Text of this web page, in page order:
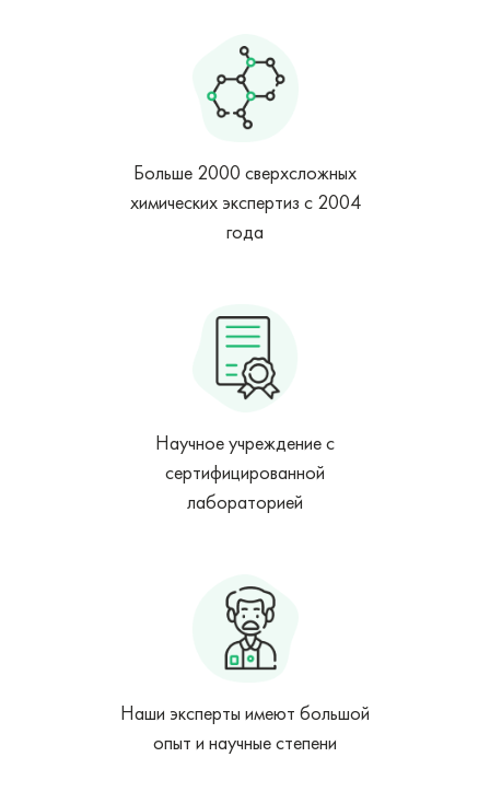
Больше 2000 сверхсложных
химических экспертиз с 2004
года
Научное учреждение с
сертифицированной
лабораторией
Наши эксперты имеют большой
опыт и научные степени